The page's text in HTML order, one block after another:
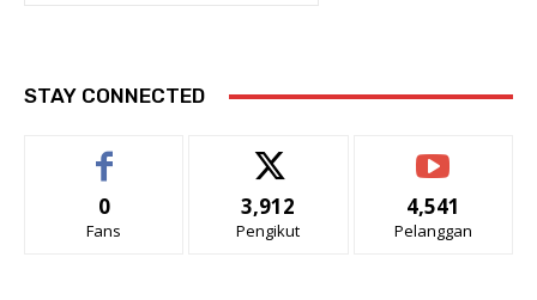
STAY CONNECTED
0
Fans
3,912
Pengikut
4,541
Pelanggan